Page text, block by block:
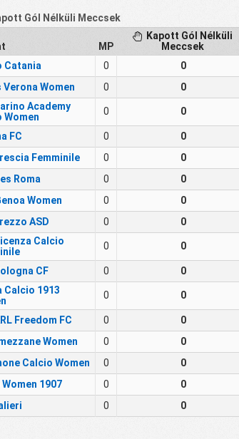
Gól Nélküli Meccsek
MP
Kapott Gól Nélküli
Meccsek
Catania 0 0
Verona Women 0 0
Academy
Women
0 0
FC 0 0
Femminile 0 0
Roma 0 0
Women 0 0
ASD 0 0
Calcio
0 0
CF 0 0
Calcio 1913
0 0
Freedom FC 0 0
Women 0 0
Calcio Women 0 0
1907 0 0
0 0